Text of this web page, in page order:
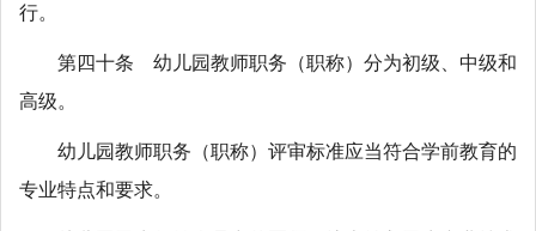
行。
第四十条 幼儿园教师职务（职称）分为初级、中级和
高级。
幼儿园教师职务（职称）评审标准应当符合学前教育的
专业特点和要求。